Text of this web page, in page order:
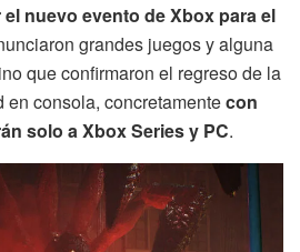
nuevo evento de Xbox para el
grandes juegos y alguna
que confirmaron el regreso de la
en consola, concretamentecon
solo a Xbox Series y PC.